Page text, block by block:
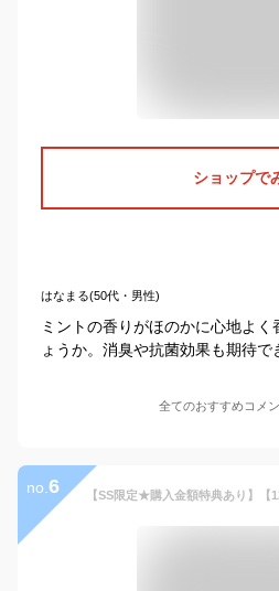
ショップで
はなまる(50代・男性)
ミントの香りがほのかに心地よ
ょうか。消臭や抗菌効果も期待で
全てのおすすめコメン
no. 6